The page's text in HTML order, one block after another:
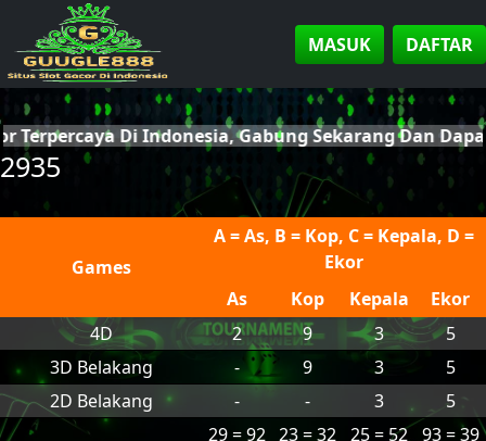
MASUK DAFTAR
Di Indonesia, Gabung Sekarang Dan
2935
Games
A = As, B = Kop, C = Kepala, D =
Ekor
As
Kop Kepala
Ekor
4D
2 9 3
5
3D Belakang
- 9 3
5
2D Belakang
- - 3 5
29 = 92 23 = 32 25 = 52
93 = 39